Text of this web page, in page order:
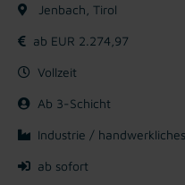
Jenbach, Tirol
ab EUR 2.274,97
Vollzeit
Ab 3-Schicht
Industrie /
ab sofort